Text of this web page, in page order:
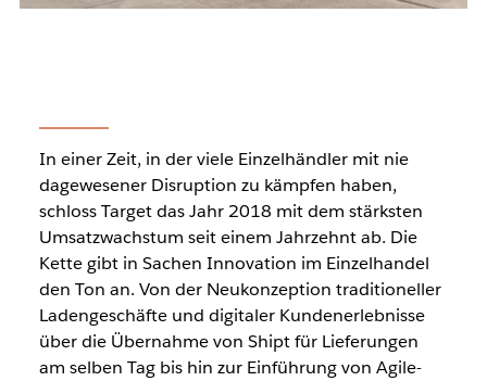
In einer Zeit, in der viele Einzelhändler mit nie
dagewesener Disruption zu kämpfen haben,
schloss Target das Jahr 2018 mit dem stärksten
Umsatzwachstum seit einem Jahrzehnt ab. Die
Kette gibt in Sachen Innovation im Einzelhandel
den Ton an. Von der Neukonzeption traditioneller
Ladengeschäfte und digitaler Kundenerlebnisse
über die Übernahme von Shipt für Lieferungen
am selben Tag bis hin zur Einführung von Agile-